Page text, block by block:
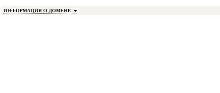
ИНФОРМАЦИЯ О ДОМЕНЕ